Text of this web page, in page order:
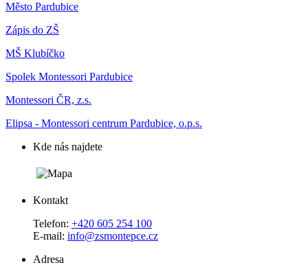
Město Pardubice
Zápis do ZŠ
MŠ Klubíčko
Spolek Montessori Pardubice
Montessori ČR, z.s.
Elipsa - Montessori centrum Pardubice, o.p.s.
Kde nás najdete
Kontakt
Telefon: +420 605 254 100
E-mail: info@zsmontepce.cz
Adresa